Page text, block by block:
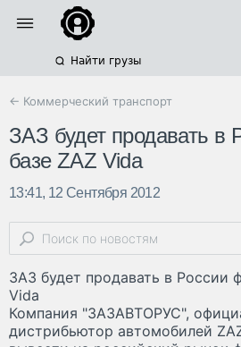
Найти грузы
← Коммерческий транспорт
ЗАЗ будет продавать в
базе ZAZ Vida
13:41, 12 Сентября 2012
ЗАЗ будет продавать в России
Vida
Компания "ЗАЗАВТОРУС",
дистрибьютор автомобилей